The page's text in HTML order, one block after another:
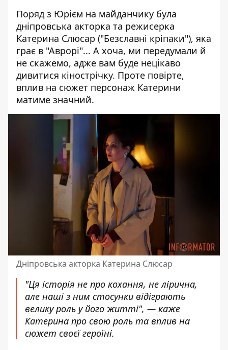
Поряд з Юрієм на майданчику була
дніпровська акторка та режисерка
Катерина Слюсар ("Безславні кріпаки"), яка
грає в "Аврорі"... А хоча, ми передумали й
не скажемо, адже вам буде нецікаво
дивитися кінострічку. Проте повірте,
вплив на сюжет персонаж Катерини
матиме значний.
Дніпровська акторка Катерина Слюсар
"Ця історія не про кохання, не лірична,
але наші з ним стосунки відіграють
велику роль у його житті", — каже
Катерина про свою роль та вплив на
сюжет своєї героїні.